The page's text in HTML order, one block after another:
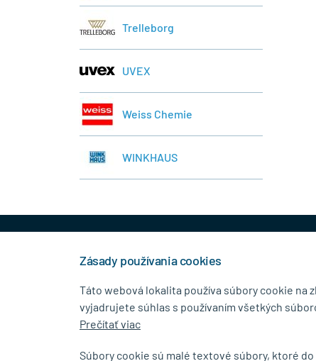
Trelleborg
UVEX
Weiss Chemie
WINKHAUS
KONTAKTNÉ ÚDAJE
MB.Kovanie
O
Zásady používania cookies
Táto webová lokalita používa súbory cookie
vyjadrujete súhlas s používaním všetkých
Prečítať viac
Súbory cookie sú malé textové súbory, ktoré